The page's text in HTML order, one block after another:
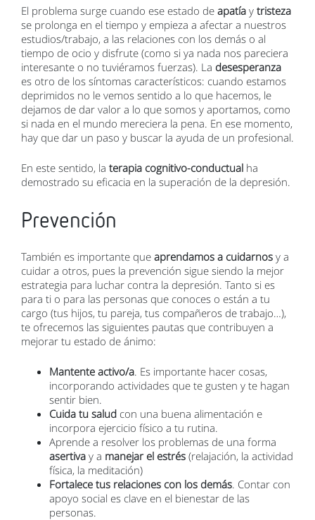
El problema surge cuando ese estado de apatía y tristeza
se prolonga en el tiempo y empieza a afectar a nuestros
estudios/trabajo, a las relaciones con los demás o al
tiempo de ocio y disfrute (como si ya nada nos pareciera
interesante o no tuviéramos fuerzas). La desesperanza
es otro de los síntomas característicos: cuando estamos
deprimidos no le vemos sentido a lo que hacemos, le
dejamos de dar valor a lo que somos y aportamos, como
si nada en el mundo mereciera la pena. En ese momento,
hay que dar un paso y buscar la ayuda de un profesional.
En este sentido, la terapia cognitivo-conductual ha
demostrado su eficacia en la superación de la depresión.
Prevención
También es importante que aprendamos a cuidarnos y a
cuidar a otros, pues la prevención sigue siendo la mejor
estrategia para luchar contra la depresión. Tanto si es
para ti o para las personas que conoces o están a tu
cargo (tus hijos, tu pareja, tus compañeros de trabajo…),
te ofrecemos las siguientes pautas que contribuyen a
mejorar tu estado de ánimo:
Mantente activo/a. Es importante hacer cosas,
incorporando actividades que te gusten y te hagan
sentir bien.
Cuida tu salud con una buena alimentación e
incorpora ejercicio físico a tu rutina.
Aprende a resolver los problemas de una forma
asertiva y a manejar el estrés (relajación, la actividad
física, la meditación)
Fortalece tus relaciones con los demás. Contar con
apoyo social es clave en el bienestar de las
personas.